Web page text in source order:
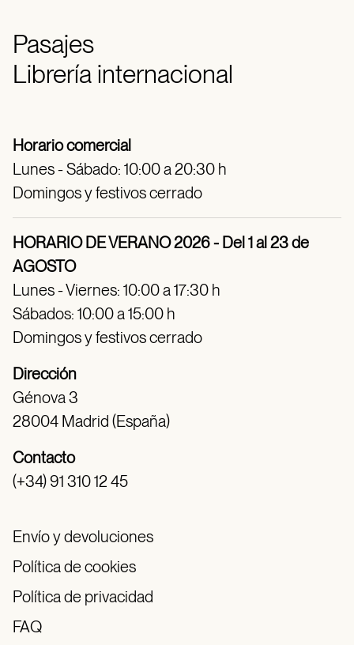
Pasajes
Librería internacional
Horario comercial
Lunes - Sábado: 10:00 a 20:30 h
Domingos y festivos cerrado
HORARIO DE VERANO 2026 - Del 1 al 23 de
AGOSTO
Lunes - Viernes: 10:00 a 17:30 h
Sábados: 10:00 a 15:00 h
Domingos y festivos cerrado
Dirección
Génova 3
28004 Madrid (España)
Contacto
(+34) 91 310 12 45
Envío y devoluciones
Política de cookies
Política de privacidad
FAQ